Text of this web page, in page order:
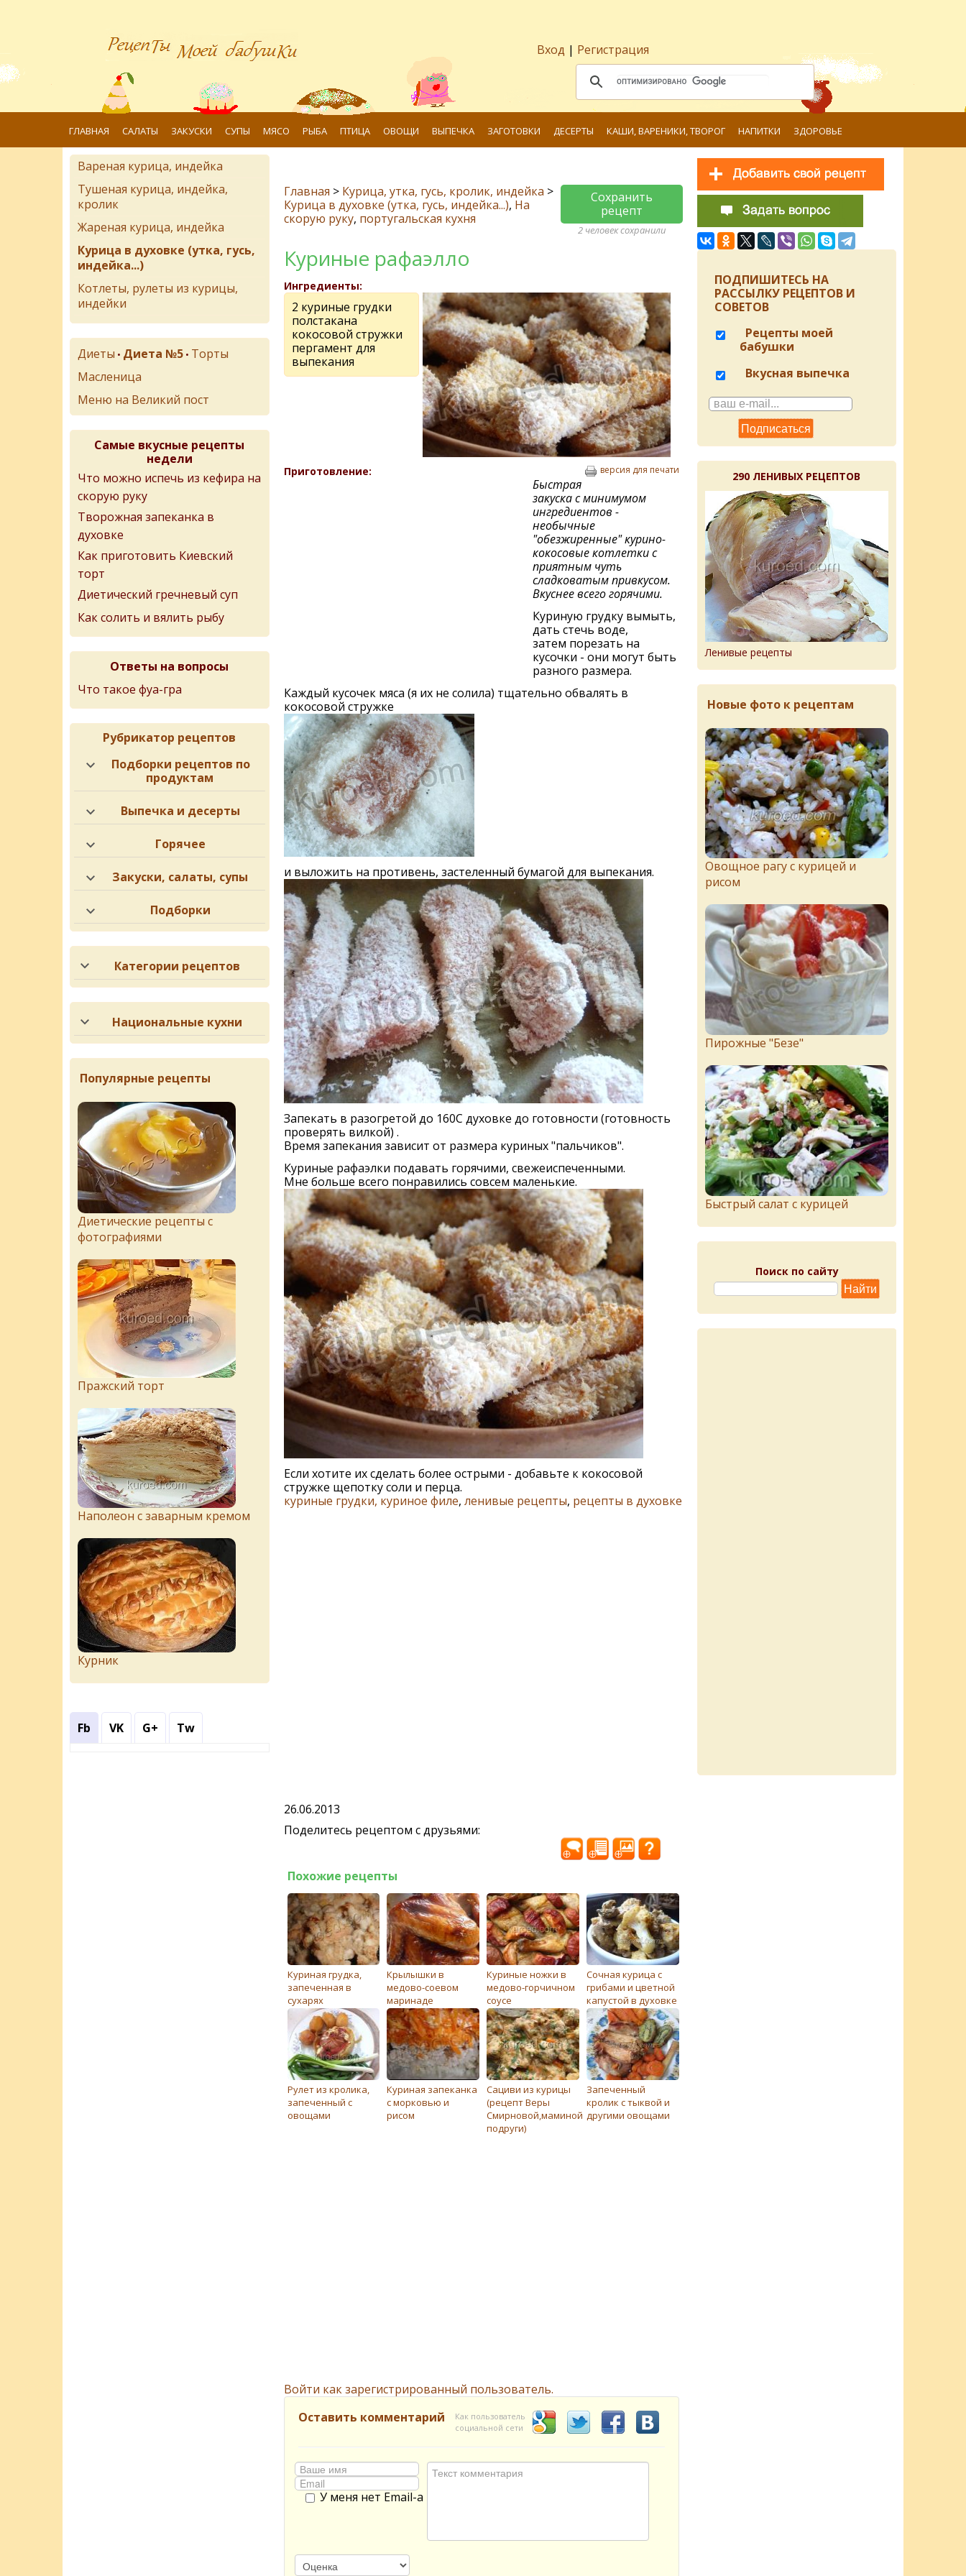
Вход | Регистрация
ГЛАВНАЯ САЛАТЫ ЗАКУСКИ СУПЫ МЯСО РЫБА ПТИЦА ОВОЩИ ВЫПЕЧКА ЗАГОТОВКИ ДЕСЕРТЫ КАШИ, ВАРЕНИКИ, ТВОРОГ НАПИТКИ ЗДОРОВЬЕ
Главная > Курица, утка, гусь, кролик, индейка >
Курица в духовке (утка, гусь, индейка...), На
скорую руку, португальская кухня
Сохранить
рецепт
2 человек сохранили
Куриные рафаэлло
Ингредиенты:
2 куриные грудки
полстакана
кокосовой стружки
пергамент для
выпекания
Приготовление: версия для печати
Быстрая
закуска с минимумом
ингредиентов -
необычные
"обезжиренные" курино-
кокосовые котлетки с
приятным чуть
сладковатым привкусом.
Вкуснее всего горячими.
Куриную грудку вымыть,
дать стечь воде,
затем порезать на
кусочки - они могут быть
разного размера.
Каждый кусочек мяса (я их не солила) тщательно обвалять в
кокосовой стружке
и выложить на противень, застеленный бумагой для выпекания.
Запекать в разогретой до 160С духовке до готовности (готовность
проверять вилкой) .
Время запекания зависит от размера куриных "пальчиков".
Куриные рафаэлки подавать горячими, свежеиспеченными.
Мне больше всего понравились совсем маленькие.
Если хотите их сделать более острыми - добавьте к кокосовой
стружке щепотку соли и перца.
куриные грудки, куриное филе, ленивые рецепты, рецепты в духовке
26.06.2013
Поделитесь рецептом с друзьями:
Похожие рецепты
Куриная грудка,
запеченная в
сухарях
Крылышки в
медово-соевом
маринаде
Куриные ножки в
медово-горчичном
соусе
Сочная курица с
грибами и цветной
капустой в духовке
Рулет из кролика,
запеченный с
овощами
Куриная запеканка
с морковью и
рисом
Сациви из курицы
(рецепт Веры
Смирновой,маминой
подруги)
Запеченный
кролик с тыквой и
другими овощами
Войти как зарегистрированный пользователь.
Оставить комментарий
Как пользователь
социальной сети
У меня нет Email-а
Вареная курица, индейка
Тушеная курица, индейка,
кролик
Жареная курица, индейка
Курица в духовке (утка, гусь,
индейка...)
Котлеты, рулеты из курицы,
индейки
Диеты • Диета №5 • Торты
Масленица
Меню на Великий пост
Самые вкусные рецепты
недели
Что можно испечь из кефира на
скорую руку
Творожная запеканка в
духовке
Как приготовить Киевский
торт
Диетический гречневый суп
Как солить и вялить рыбу
Ответы на вопросы
Что такое фуа-гра
Рубрикатор рецептов
Подборки рецептов по
продуктам
Выпечка и десерты
Горячее
Закуски, салаты, супы
Подборки
Категории рецептов
Национальные кухни
Популярные рецепты
Диетические рецепты с
фотографиями
Пражский торт
Наполеон с заварным кремом
Курник
Fb VK G+ Tw
ПОДПИШИТЕСЬ НА
РАССЫЛКУ РЕЦЕПТОВ И
СОВЕТОВ
Рецепты моей
бабушки
Вкусная выпечка
290 ЛЕНИВЫХ РЕЦЕПТОВ
Ленивые рецепты
Новые фото к рецептам
Овощное рагу с курицей и
рисом
Пирожныe "Бeзe"
Быстрый салат с курицей
Поиск по сайту